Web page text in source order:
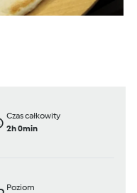
Czas całkowity
2h 0min
Poziom